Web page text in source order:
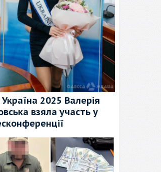
Україна 2025 Валерія
взяла участь у